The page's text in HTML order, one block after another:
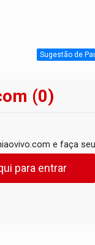
Sugestão de
(0)
e faça
para entrar